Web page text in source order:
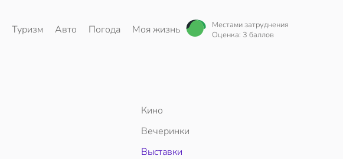
Туризм Авто Погода Моя жизнь
Местами затруднения
Оценка: 3 баллов
Кино
Вечеринки
Выставки